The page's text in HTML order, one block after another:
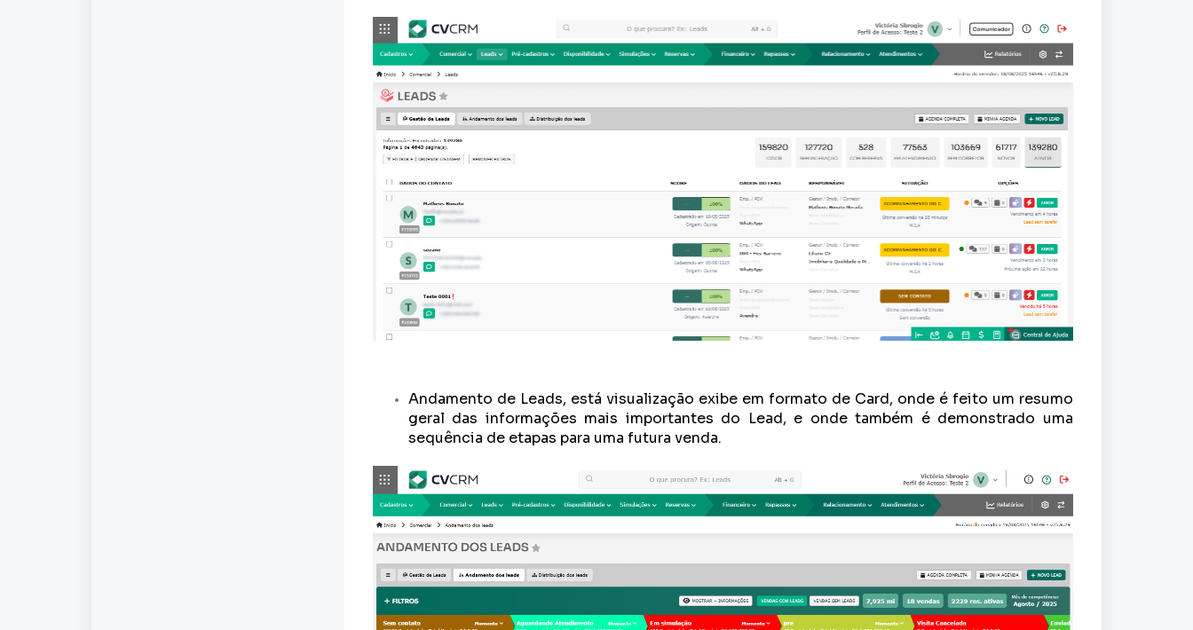
Andamento de Leads, está visualização exibe em formato de Card, onde é feito um resumo
geral das informações mais importantes do Lead, e onde também é demonstrado uma
sequência de etapas para uma futura venda.